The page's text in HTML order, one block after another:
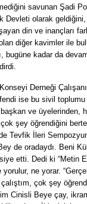
savunan Şadi
Devleti olarak geldiğini,
din ve inançları
diğer kavimler ile
bugüne kadar da
Derneği
ise bu sivil toplumu
ve üyelerinden,
şey öğrendiğini
Tevfik İleri
de oradaydı. Beni
etti. Dedi ki “Metin
yorulur, ne yorar.
çok şey
Cinisli Beye çay,